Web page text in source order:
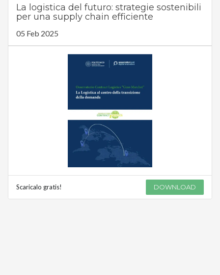
La logistica del futuro: strategie sostenibili
per una supply chain efficiente
05 Feb 2025
Scaricalo gratis! DOWNLOAD